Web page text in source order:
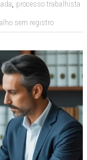
, processo trabalhista
sem registro